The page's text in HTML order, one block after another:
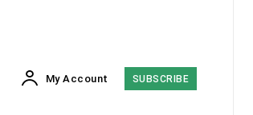
My Account SUBSCRIBE